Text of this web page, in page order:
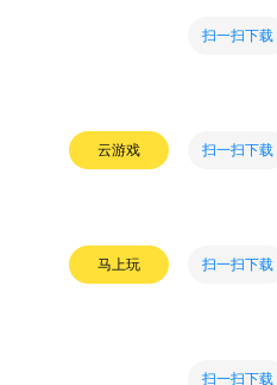
扫一扫下载
云游戏 扫一扫下载
马上玩 扫一扫下载
扫一扫下载